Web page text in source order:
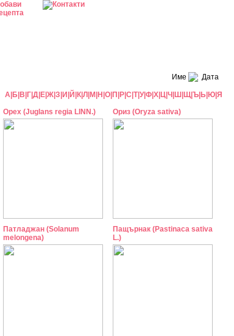
Име Дата
А Б В Г Д Е Ж З И Й К Л М Н О П Р С Т|У|Ф Х Ц Ч Ш Щ Ъ Ь Ю Я
Орех (Juglans regia LINN.) Ориз (Oryza sativa)
Патладжан (Solanum
melongena)
Пащърнак (Pastinaca sativa
L.)